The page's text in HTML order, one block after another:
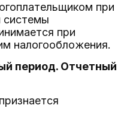
при
системы
при
налогообложения.
период. Отчетный